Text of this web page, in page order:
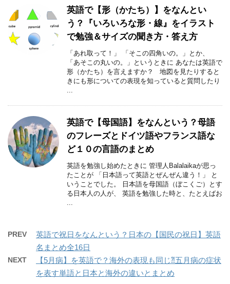
英語で【形（かたち）】をなんとい
う？『いろいろな形・線』をイラスト
で勉強＆サイズの聞き方・答え方
「あれ取って！」 「そこの四角いの。」とか、
「あそこの丸いの。」というときに あなたは英語で
形（かたち）を言えますか？ 地図を見たりすると
きにも形についての表現を知っていると質問したり
英語で【母国語】をなんという？母語
のフレーズとドイツ語やフランス語な
ど１０の言語のまとめ
英語を勉強し始めたときに 管理人Balalaikaが思っ
たことが 「日本語って英語とぜんぜん違う！」 と
いうことでした。 日本語を母国語（ぼこくご）とす
る日本人の人が、 英語を勉強した時と、たとえばお
PREV
英語で祝日をなんという？日本の【国民の祝日】英語
名まとめ全16日
NEXT
【5月病】を英語で？海外の表現も同じ⁈五月病の症状
を表す単語と日本と海外の違いとまとめ